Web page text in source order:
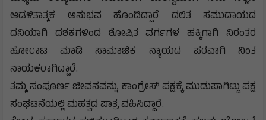
ಆಡಳಿತಾತ್ಮಕ ಅನುಭವ ಹೊಂದಿದ್ದಾರೆ ದಲಿತ ಸಮುದಾಯದ
ದನಿಯಾಗಿ ದಶಕಗಳಿಂದ ಶೋಷಿತ ವರ್ಗಗಳ ಹಕ್ಕಿಗಾಗಿ ನಿರಂತರ
ಹೋರಾಟ ಮಾಡಿ ಸಾಮಾಜಿಕ ನ್ಯಾಯದ ಪರವಾಗಿ ನಿಂತ
ನಾಯಕರಾಗಿದ್ದಾರೆ.
ತಮ್ಮ ಸಂಪೂರ್ಣ ಜೀವನವನ್ನು ಕಾಂಗ್ರೇಸ್ ಪಕ್ಷಕ್ಕೆ ಮುಡುಪಾಗಿಟ್ಟು ಪಕ್ಷ
ಸಂಘಟನೆಯಲ್ಲಿ ಮಹತ್ವದ ಪಾತ್ರ ವಹಿಸಿದ್ದಾರೆ.